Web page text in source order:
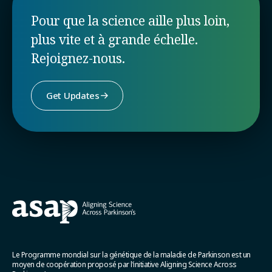
Pour que la science aille plus loin,
plus vite et à grande échelle.
Rejoignez-nous.
Get Updates
Le Programme mondial sur la génétique de la maladie de Parkinson est un
moyen de coopération proposé par l’initiative Aligning Science Across